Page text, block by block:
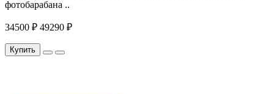
фотобарабана ..
34500 ₽ 49290 ₽
Купить